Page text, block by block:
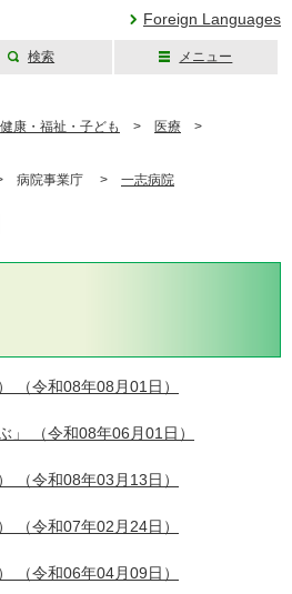
Foreign Languages
検索 メニュー
健康・福祉・子ども > 医療 >
病院事業庁 > 一志病院
（令和08年08月01日）
」 （令和08年06月01日）
（令和08年03月13日）
（令和07年02月24日）
（令和06年04月09日）